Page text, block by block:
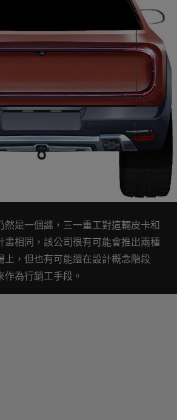
然是一個謎，三一重工對這輛皮卡和
畫相同，該公司很有可能會推出兩種
上，但也有可能還在設計概念階段
為行銷工手段。